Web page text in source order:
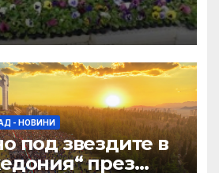
на 11 училища
- НОВИНИ
под звездите в
през